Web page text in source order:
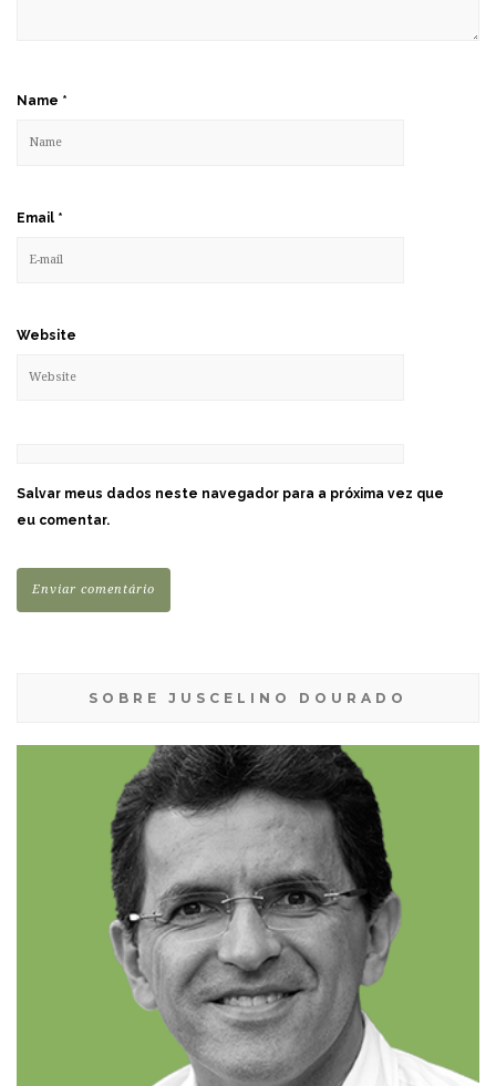
Name *
Email *
Website
Salvar meus dados neste navegador para a próxima vez que
eu comentar.
SOBRE JUSCELINO DOURADO